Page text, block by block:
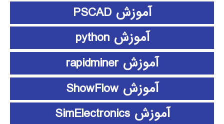
آموزش PSCAD
آموزش python
آموزش rapidminer
آموزش ShowFlow
آموزش SimElectronics